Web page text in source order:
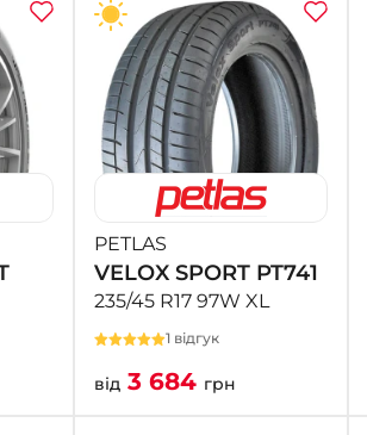
PETLAS
VELOX SPORT PT741
235/45 R17 97W XL
1 відгук
від3 684 грн